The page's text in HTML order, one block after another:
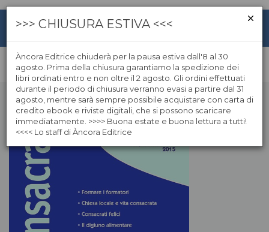
>>> CHIUSURA ESTIVA <<<
Àncora Editrice chiuderà per la pausa estiva dall'8 al 30
agosto. Prima della chiusura garantiamo la spedizione dei
libri ordinati entro e non oltre il 2 agosto. Gli ordini effettuati
durante il periodo di chiusura verranno evasi a partire dal 31
agosto, mentre sarà sempre possibile acquistare con carta di
credito ebook e riviste digitali, che si possono scaricare
immediatamente. >>>> Buona estate e buona lettura a tutti!
<<<< Lo staff di Àncora Editrice